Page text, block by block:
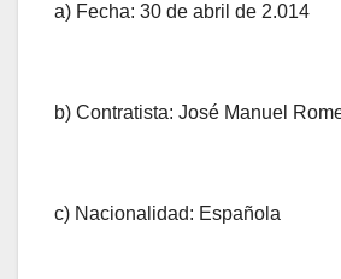
a) Fecha: 30 de abril de 2.014
b) Contratista: José Manuel
c) Nacionalidad: Española